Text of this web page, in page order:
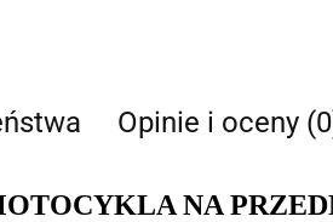
Opinie i oceny
NA